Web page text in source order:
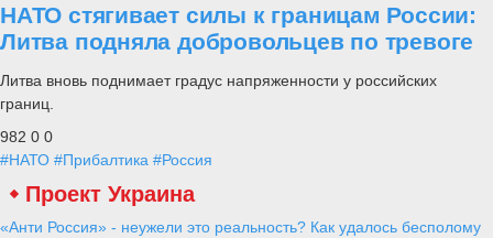
НАТО стягивает силы к границам России:
Литва подняла добровольцев по тревоге
Литва вновь поднимает градус напряженности у российских
границ.
982 0 0
#НАТО #Прибалтика #Россия
Проект Украина
«Анти Россия» - неужели это реальность? Как удалось бесполому